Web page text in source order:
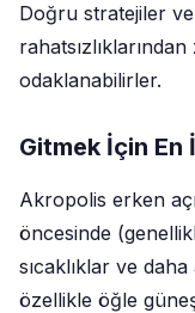
Doğru stratejiler
odaklanabilirler.
Gitmek İçin En
Akropolis erken
öncesinde
sıcaklıklar ve
özellikle öğle